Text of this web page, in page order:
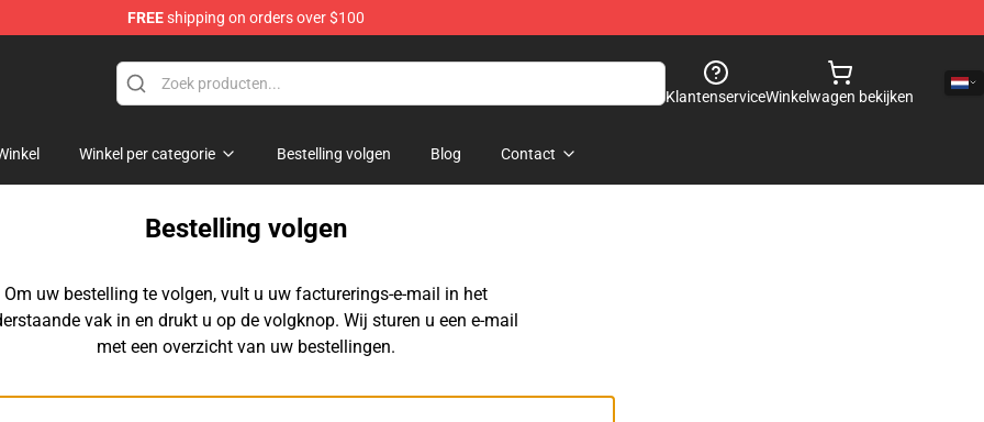
FREEshipping on orders over $100
KlantenserviceWinkelwagen bekijken
Winkel per categorie Bestelling volgen Blog Contact
Bestelling volgen
Om uw bestelling te volgen, vult u uw facturerings-e-mail in het
vak in en drukt u op de volgknop. Wij sturen u een e-mail
met een overzicht van uw bestellingen.